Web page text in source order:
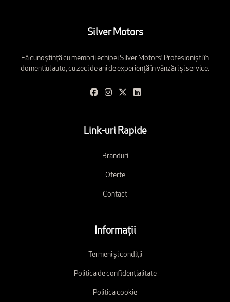
Silver Motors
Fă cunoștință cu membrii echipei Silver Motors! Profesioniști în
domentiul auto, cu zeci de ani de experiență în vânzări și service.
Link-uri Rapide
Branduri
Oferte
Contact
Informații
Termeni și condiții
Politica de confidențialitate
Politica cookie